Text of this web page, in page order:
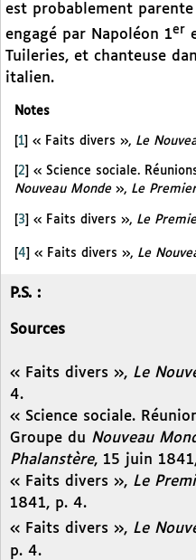
est probablement
engagé par Napoléon 1er
Tuileries, et chanteuse
italien.
Notes
[1] « Faits divers », Le
2
« Science sociale.
Nouveau Monde», Le
3 « Faits divers », Le
[4] « Faits divers », Le
P.S. :
Sources
« Faits divers », Le
4.
« Science sociale.
Groupe du Nouveau
Phalanstère, 15 juin
« Faits divers », Le
1841, p. 4.
« Faits divers », Le
p. 4.